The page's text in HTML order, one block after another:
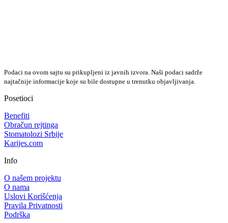
Podaci na ovom sajtu su prikupljeni iz javnih izvora. Naši podaci sadrže
najtačnije informacije koje su bile dostupne u trenutku objavljivanja.
Posetioci
Benefiti
Obračun rejtinga
Stomatolozi Srbije
Karijes.com
Info
O našem projektu
O nama
Uslovi Korišćenja
Pravila Privatnosti
Podrška